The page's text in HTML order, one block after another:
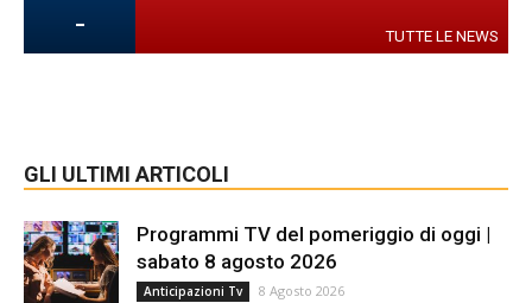
- TUTTE LE NEWS
GLI ULTIMI ARTICOLI
Programmi TV del pomeriggio di oggi |
sabato 8 agosto 2026
Anticipazioni Tv 8 Agosto 2026